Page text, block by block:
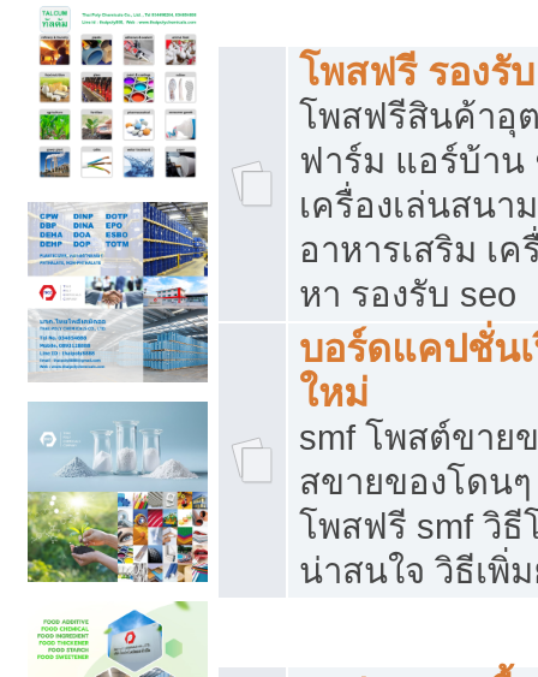
โพสฟรี รองรั
โพสฟรีสินค้าอุ
ฟาร์ม แอร์บ้าน
เครื่องเล่นสนา
อาหารเสริม เ
หา รองรับ seo
บอร์ดแคปชั่น
ใหม่
smf โพสต์ขาย
สขายของโดน
โพสฟรี smf วิธี
น่าสนใจ วิธีเพิ่